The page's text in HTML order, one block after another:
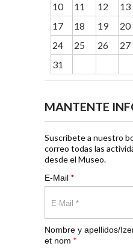
10
11 12 13
17
18 19 20
24
25 26 27
31
MANTENTE
Suscríbete a nuestro
correo todas las
desde el Museo.
E-Mail *
Nombre y apellidos/
et nom *